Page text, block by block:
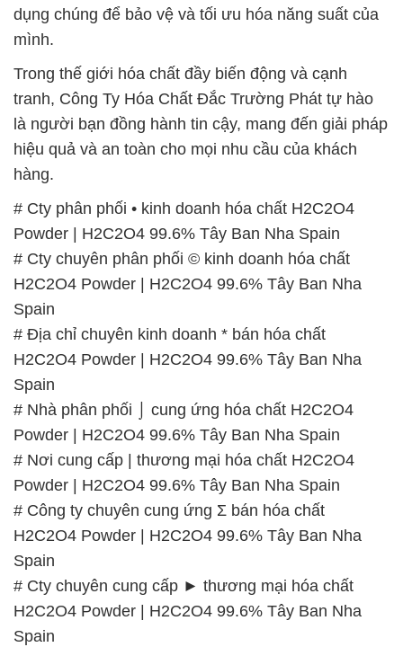
dụng chúng để bảo vệ và tối ưu hóa năng suất của
mình.
Trong thế giới hóa chất đầy biến động và cạnh
tranh, Công Ty Hóa Chất Đắc Trường Phát tự hào
là người bạn đồng hành tin cậy, mang đến giải pháp
hiệu quả và an toàn cho mọi nhu cầu của khách
hàng.
# Cty phân phối • kinh doanh hóa chất H2C2O4
Powder | H2C2O4 99.6% Tây Ban Nha Spain
# Cty chuyên phân phối © kinh doanh hóa chất
H2C2O4 Powder | H2C2O4 99.6% Tây Ban Nha
Spain
# Địa chỉ chuyên kinh doanh * bán hóa chất
H2C2O4 Powder | H2C2O4 99.6% Tây Ban Nha
Spain
# Nhà phân phối ⌡ cung ứng hóa chất H2C2O4
Powder | H2C2O4 99.6% Tây Ban Nha Spain
# Nơi cung cấp | thương mại hóa chất H2C2O4
Powder | H2C2O4 99.6% Tây Ban Nha Spain
# Công ty chuyên cung ứng Σ bán hóa chất
H2C2O4 Powder | H2C2O4 99.6% Tây Ban Nha
Spain
# Cty chuyên cung cấp ► thương mại hóa chất
H2C2O4 Powder | H2C2O4 99.6% Tây Ban Nha
Spain